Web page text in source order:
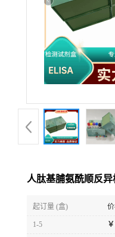
人肽基脯氨酰顺反
起订量 (盒)
1-5 ￥